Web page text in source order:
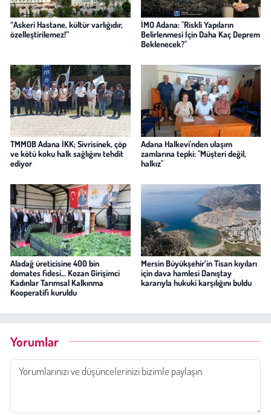
“Askeri Hastane, kültür varlığıdır,
özelleştirilemez!”
İMO Adana: "Riskli Yapıların
Belirlenmesi İçin Daha Kaç Deprem
Beklenecek?"
TMMOB Adana İKK; Sivrisinek, çöp
ve kötü koku halk sağlığını tehdit
ediyor
Adana Halkevi'nden ulaşım
zamlarına tepki: "Müşteri değil,
halkız"
Aladağ üreticisine 400 bin
domates fidesi… Kozan Girişimci
Kadınlar Tarımsal Kalkınma
Kooperatifi kuruldu
Mersin Büyükşehir’in Tisan kıyıları
için dava hamlesi Danıştay
kararıyla hukuki karşılığını buldu
Yorumlar